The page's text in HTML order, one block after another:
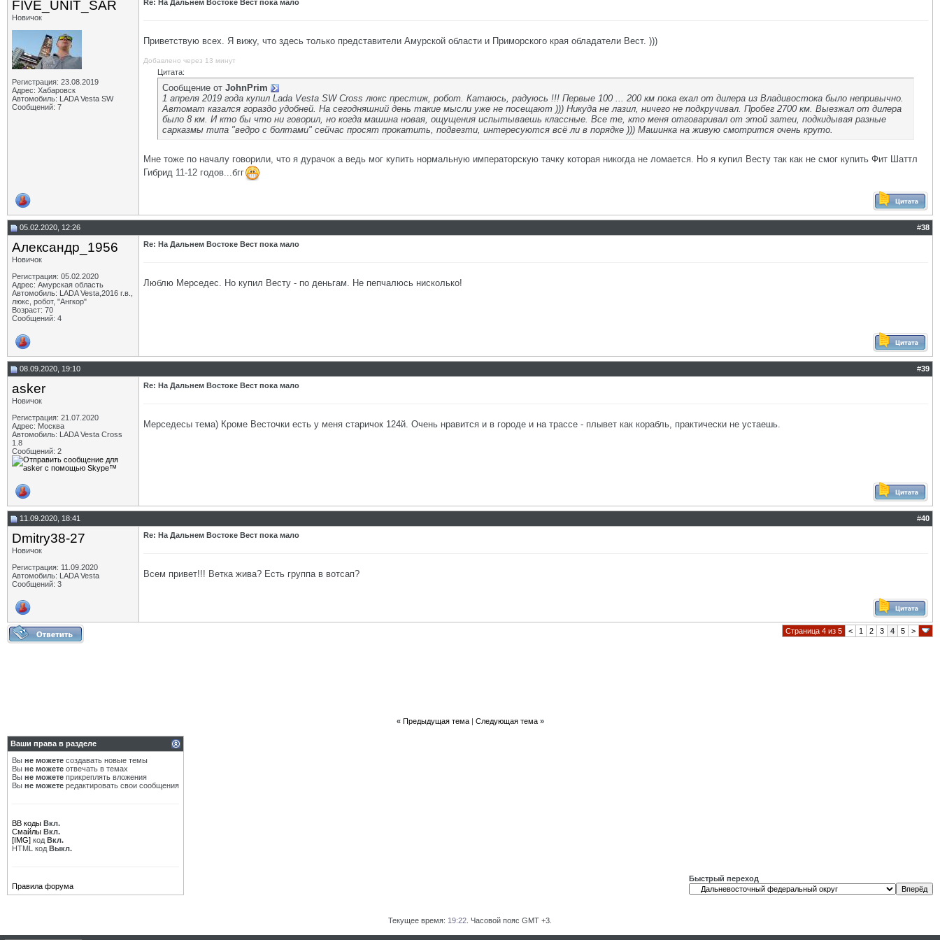
FIVE_UNIT_SAR
Новичок
Регистрация: 23.08.2019
Адрес: Хабаровск
Автомобиль: LADA Vesta SW
Сообщений: 7
Re: На Дальнем Востоке Вест пока мало
Приветствую всех. Я вижу, что здесь только представители Амурской области и Приморского края обладатели Вест. )))
Добавлено через 13 минут
Цитата:
Сообщение от JohnPrim
1 апреля 2019 года купил Lada Vesta SW Cross люкс престиж, робот. Катаюсь, радуюсь !!! Первые 100 ... 200 км пока ехал от дилера из Владивостока было непривычно.
Автомат казался гораздо удобней. На сегодняшний день такие мысли уже не посещают ))) Никуда не лазил, ничего не подкручивал. Пробег 2700 км. Выезжал от дилера
было 8 км. И кто бы что ни говорил, но когда машина новая, ощущения испытываешь классные. Все те, кто меня отговаривал от этой затеи, подкидывая разные
сарказмы типа "ведро с болтами" сейчас просят прокатить, подвезти, интересуются всё ли в порядке ))) Машинка на живую смотрится очень круто.
Мне тоже по началу говорили, что я дурачок а ведь мог купить нормальную императорскую тачку которая никогда не ломается. Но я купил Весту так как не смог купить Фит Шаттл
Гибрид 11-12 годов...бгг
05.02.2020, 12:26 #38
Александр_1956
Новичок
Регистрация: 05.02.2020
Адрес: Амурская область
Автомобиль: LADA Vesta,2016 г.в.,
люкс, робот, "Ангкор"
Возраст: 70
Сообщений: 4
Re: На Дальнем Востоке Вест пока мало
Люблю Мерседес. Но купил Весту - по деньгам. Не пепчалюсь нисколько!
08.09.2020, 19:10 #39
asker
Новичок
Регистрация: 21.07.2020
Адрес: Москва
Автомобиль: LADA Vesta Cross
1.8
Сообщений: 2
Re: На Дальнем Востоке Вест пока мало
Мерседесы тема) Кроме Весточки есть у меня старичок 124й. Очень нравится и в городе и на трассе - плывет как корабль, практически не устаешь.
11.09.2020, 18:41 #40
Dmitry38-27
Новичок
Регистрация: 11.09.2020
Автомобиль: LADA Vesta
Сообщений: 3
Re: На Дальнем Востоке Вест пока мало
Всем привет!!! Ветка жива? Есть группа в вотсап?
Страница 4 из 5 < 1 2 3 4 5 >
« Предыдущая тема| Следующая тема »
Ваши права в разделе
Вы не можете создавать новые темы
Вы не можете отвечать в темах
Вы не можете прикреплять вложения
Вы не можете редактировать свои сообщения
BB коды Вкл.
Смайлы Вкл.
[IMG] код Вкл.
HTML код Выкл.
Правила форума
Быстрый переход
Текущее время: 19:22 . Часовой пояс GMT +3.